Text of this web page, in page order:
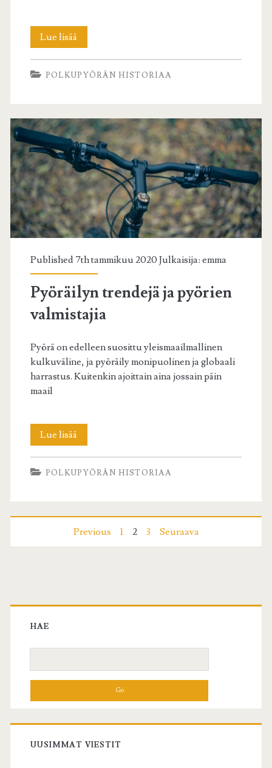
Lue lisää
populaarikulttuurissa
POLKUPYÖRÄN HISTORIAA
Published 7th tammikuu 2020 Julkaisija: emma
Pyöräilyn trendejä ja pyörien
valmistajia
Pyörä on edelleen suosittu yleismaailmallinen
kulkuväline, ja pyöräily monipuolinen ja globaali
harrastus. Kuitenkin ajoittain aina jossain päin
maail
Lue lisää
trendejä
ja
valmistajia
POLKUPYÖRÄN HISTORIAA
Artikkelien
Previous 1 2 3 Seuraava
Ensisijainen
sivuvalikko
HAE
UUSIMMAT VIESTIT